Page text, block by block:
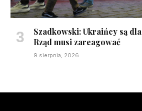
Szadkowski: Ukraińcy są
Rząd musi zareagować
9 sierpnia, 2026